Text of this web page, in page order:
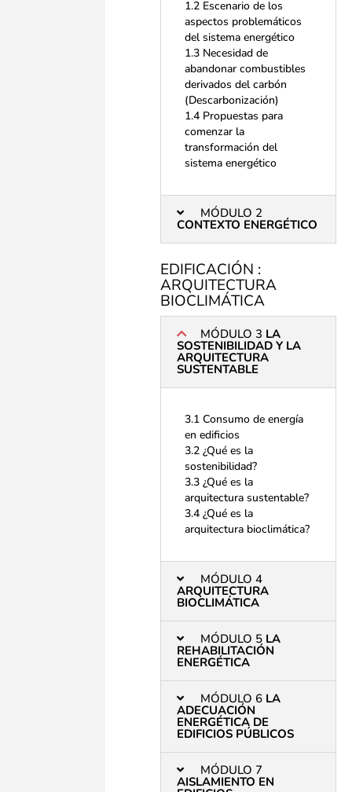
1.2 Escenario de los
aspectos problemáticos
del sistema energético
1.3 Necesidad de
abandonar combustibles
derivados del carbón
(Descarbonización)
1.4 Propuestas para
comenzar la
transformación del
sistema energético
MÓDULO 2
CONTEXTO ENERGÉTICO
EDIFICACIÓN :
ARQUITECTURA
BIOCLIMÁTICA
MÓDULO 3 LA
SOSTENIBILIDAD Y LA
ARQUITECTURA
SUSTENTABLE
3.1 Consumo de energía
en edificios
3.2 ¿Qué es la
sostenibilidad?
3.3 ¿Qué es la
arquitectura sustentable?
3.4 ¿Qué es la
arquitectura bioclimática?
MÓDULO 4
ARQUITECTURA
BIOCLIMÁTICA
MÓDULO 5 LA
REHABILITACIÓN
ENERGÉTICA
MÓDULO 6 LA
ADECUACIÓN
ENERGÉTICA DE
EDIFICIOS PÚBLICOS
MÓDULO 7
AISLAMIENTO EN